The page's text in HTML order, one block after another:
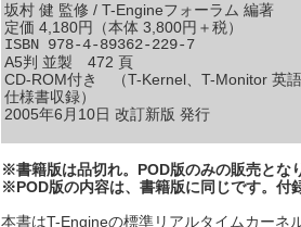
坂村 健 監修 / T-Engineフォーラム 編著
定価 4,180円（本体 3,800円＋税）
ISBN 978-4-89362-229-7
A5判 並製 472 頁
CD-ROM付き （T-Kernel、T-Monitor 英
仕様書収録）
2005年6月10日 改訂新版 発行
※書籍版は品切れ。POD版のみの販売とな
※POD版の内容は、書籍版に同じです。付
本書はT-Engineの標準リアルタイムカーネ